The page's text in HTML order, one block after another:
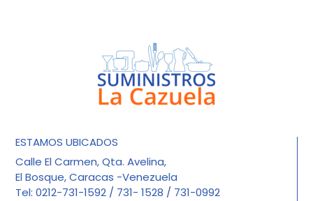
ESTAMOS UBICADOS
Calle El Carmen, Qta. Avelina,
El Bosque, Caracas -Venezuela
Tel: 0212-731-1592 / 731- 1528 / 731-0992